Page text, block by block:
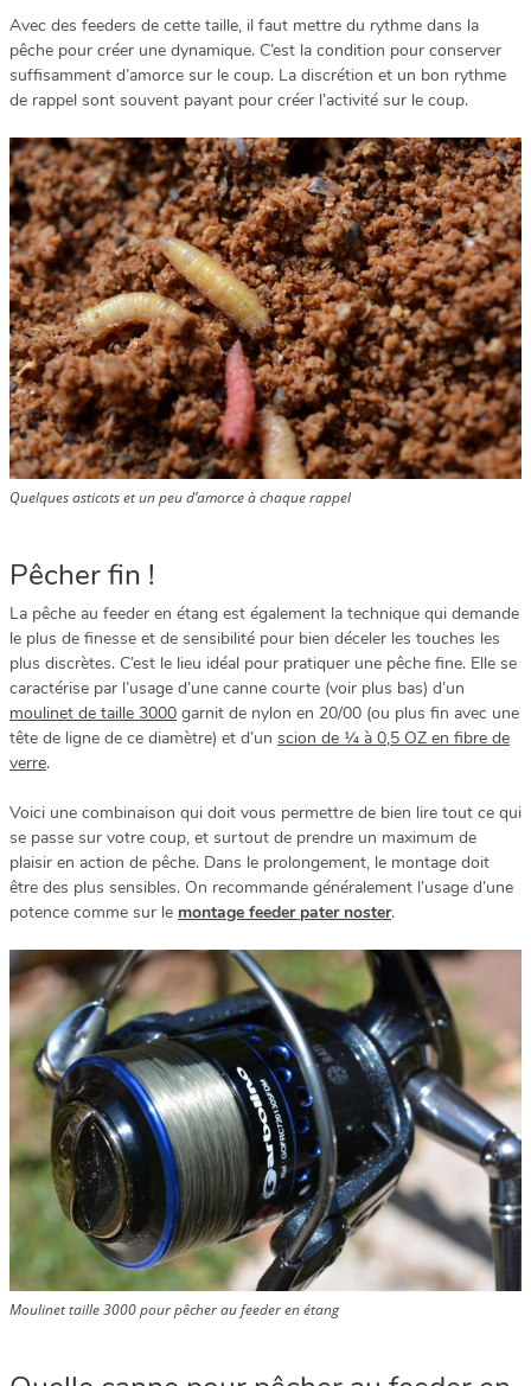
Avec des feeders de cette taille, il faut mettre du rythme dans la
pêche pour créer une dynamique. C’est la condition pour conserver
suffisamment d’amorce sur le coup. La discrétion et un bon rythme
de rappel sont souvent payant pour créer l’activité sur le coup.
Quelques asticots et un peu d’amorce à chaque rappel
Pêcher fin !
La pêche au feeder en étang est également la technique qui demande
le plus de finesse et de sensibilité pour bien déceler les touches les
plus discrètes. C’est le lieu idéal pour pratiquer une pêche fine. Elle se
caractérise par l’usage d’une canne courte (voir plus bas) d’un
moulinet de taille 3000 garnit de nylon en 20/00 (ou plus fin avec une
tête de ligne de ce diamètre) et d’un scion de ¼ à 0,5 OZ en fibre de
verre.
Voici une combinaison qui doit vous permettre de bien lire tout ce qui
se passe sur votre coup, et surtout de prendre un maximum de
plaisir en action de pêche. Dans le prolongement, le montage doit
être des plus sensibles. On recommande généralement l’usage d’une
potence comme sur le montage feeder pater noster.
Moulinet taille 3000 pour pêcher au feeder en étang